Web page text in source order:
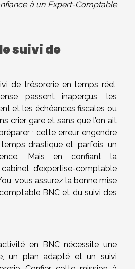
à un Expert-Comptable
suivi de
de trésorerie en temps réel,
passent inaperçus, les
et les échéances fiscales ou
crier gare et sans que l’on ait
; cette erreur engendre
drastique et, parfois, un
Mais en confiant la
d’expertise-comptable
vous assurez la bonne mise
BNC et du suivi des
en BNC nécessite une
un plan adapté et un suivi